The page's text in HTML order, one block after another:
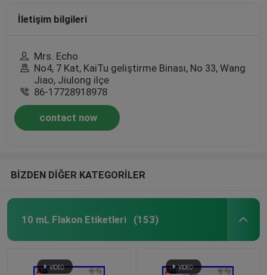
İletişim bilgileri
Mrs. Echo
No4, 7 Kat, KaiTu geliştirme Binası, No 33, Wang
Jiao, Jiulong ilçe
86-17728918978
contact now
BİZDEN DİĞER KATEGORİLER
10 mL Flakon Etiketleri (153)